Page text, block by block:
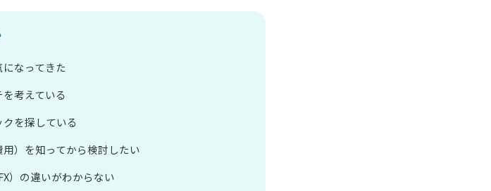
なってきた
考えている
を探している
）を知ってから検討したい
）の違いがわからない